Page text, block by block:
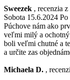
Sweezek , recenzia
Sobota 15.6.2024
Púchove nám ako
veľmi milý a
boli veľmi chutné a
a určite zas
Michaela D. ,